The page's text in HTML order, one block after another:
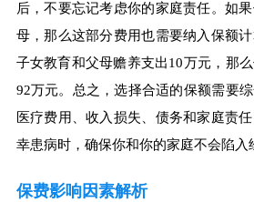
后，不要忘记考虑你的家庭责任。如
母，那么这部分费用也需要纳入保额
子女教育和父母赡养支出10万元，那
92万元。总之，选择合适的保额需要
医疗费用、收入损失、债务和家庭责
幸患病时，确保你和你的家庭不会陷入
保费影响因素解析